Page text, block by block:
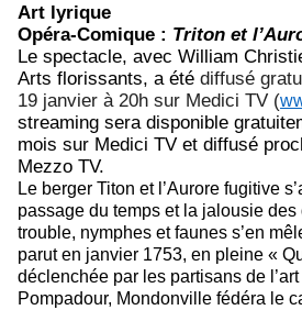
Art lyrique
Opéra-Comique : Triton et
Le spectacle, avec William
Arts florissants, a été diffusé
19 janvier à 20h sur Medici TV (
streaming sera disponible
mois sur Medici TV et diffusé
Mezzo TV.
Le berger Titon et l’Aurore fugitive
passage du temps et la jalousie
trouble, nymphes et faunes s’en
parut en janvier 1753, en pleine «
déclenchée par les partisans de
Pompadour, Mondonville fédéra le